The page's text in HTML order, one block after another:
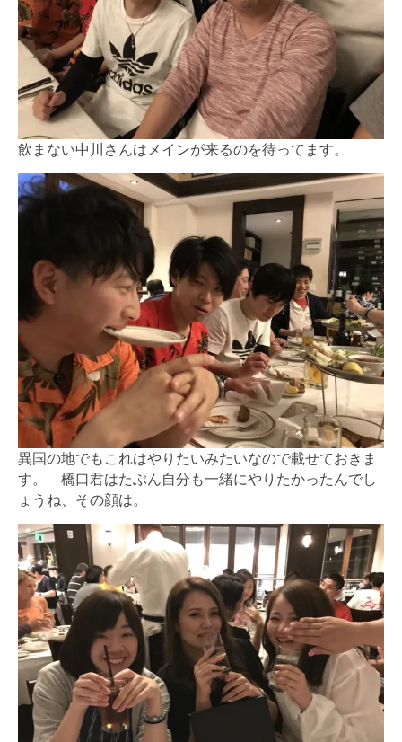
飲まない中川さんはメインが来るのを待ってます。
異国の地でもこれはやりたいみたいなので載せておきま
す。 橋口君はたぶん自分も一緒にやりたかったんでし
ょうね、その顔は。